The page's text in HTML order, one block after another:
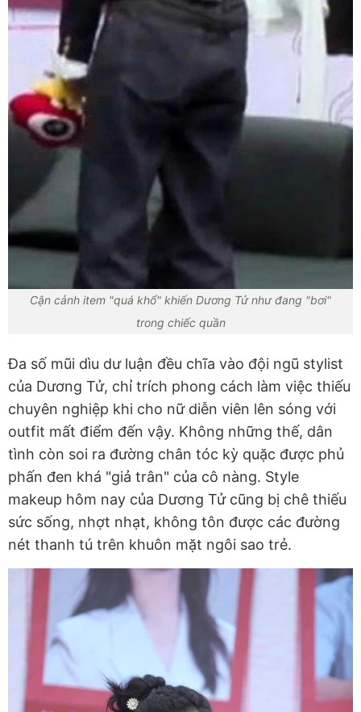
Cận cảnh item "quá khổ" khiến Dương Tử như đang "bơi"
trong chiếc quần
Đa số mũi dìu dư luận đều chĩa vào đội ngũ stylist
của Dương Tử, chỉ trích phong cách làm việc thiếu
chuyên nghiệp khi cho nữ diễn viên lên sóng với
outfit mất điểm đến vậy. Không những thế, dân
tình còn soi ra đường chân tóc kỳ quặc được phủ
phấn đen khá "giả trân" của cô nàng. Style
makeup hôm nay của Dương Tử cũng bị chê thiếu
sức sống, nhợt nhạt, không tôn được các đường
nét thanh tú trên khuôn mặt ngôi sao trẻ.